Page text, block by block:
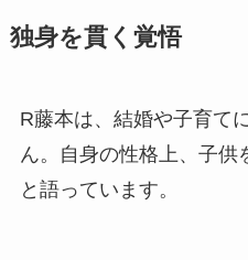
独身を貫く覚悟
R藤本は、結婚や子育て
ん。自身の性格上、子供
と語っています。